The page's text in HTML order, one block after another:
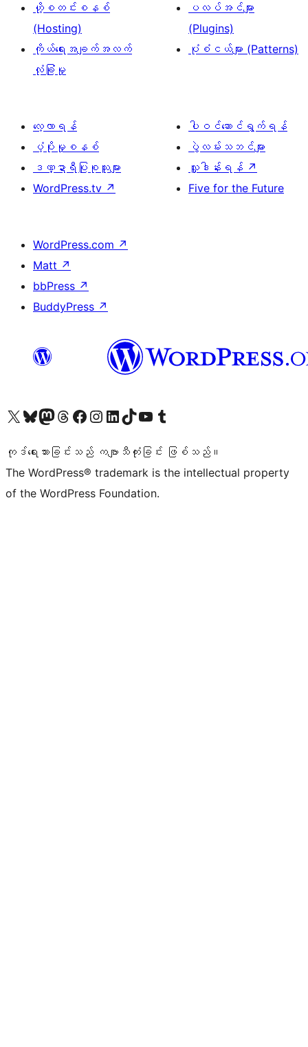
ဟို့စတင်းစနစ်
(Hosting)
ကိုယ်ရေးအချက်အလက်
လုံခြုံမှု
ပလပ်အင်များ
(Plugins)
ပုံစံငယ်များ (Patterns)
လေ့လာရန်
ပံ့ပိုးမှုစနစ်
ဒဏ္ဍာရီပြုစုသူများ
WordPress.tv ↗
ပါဝင်ဆောင်ရွက်ရန်
ပွဲလမ်းသဘင်များ
လှူဒါန်းရန် ↗
Five for the Future
WordPress.com ↗
Matt ↗
bbPress ↗
BuddyPress ↗
ကျွန်ုပ်တို့၏ X (ယခင် Twitter) အကောင့်သို့ သွားရောက်ကြည့်ရှုပါကျွန်ုပ်တို့၏ Bluesky အကောင့်သို့ ဝင်ရောက်ကြည့်ရှုရန်
ကျွန်ုပ်တို့၏ Mastodon အကောင့်သို့ သွားရောက်ကြည့်ရှုပါကျွန်ုပ်တို့၏ Threads အကောင့်သို့ ဝင်ရောက်ကြည့်ရှုရန်
ကျွန်ုပ်တို့၏ Facebook စာမျက်နှာသို့ သွားရောက်ကြည့်ရှုပါကျွန်ုပ်တို့၏ Instagram အကောင့်သို့ သွားရောက်ကြည့်ရှုပါ ကျွန်ုပ်တို့၏ LinkedIn အကောင့်သို့ သွားရောက်ကြည့်ရှုပါကျွန်ုပ်တို့၏ TikTok အကောင့်သို့ ဝင်ရောက်ကြည့်ရှုရန်
ကျွန်ုပ်တို့၏ YouTube ချန်နယ်သို့ သွားရောက်ကြည့်ရှုပါ ကျွန်ုပ်တို့၏ Tumblr အကောင့်သို့ ဝင်ရောက်ကြည့်ရှုရန်
ကုဒ်ရေးသားခြင်းသည် ကဗျာသီကုံးခြင်း ဖြစ်သည်။
The WordPress® trademark is the intellectual property
of the WordPress Foundation.